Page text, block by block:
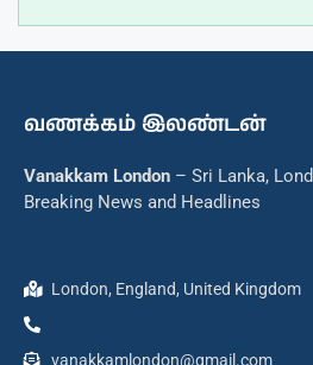
வணக்கம் இலண்டன்
Vanakkam London – Sri Lanka,
Breaking News and Headlines
London, England, United Kingdom
vanakkamlondon@gmail.com